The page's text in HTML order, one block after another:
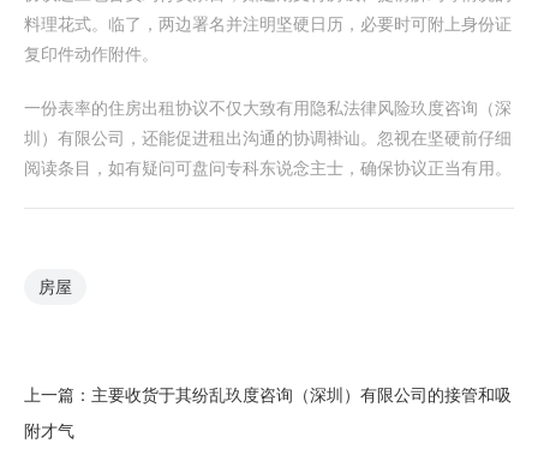
料理花式。临了，两边署名并注明坚硬日历，必要时可附上身份证
复印件动作附件。
一份表率的住房出租协议不仅大致有用隐私法律风险玖度咨询（深
圳）有限公司，还能促进租出沟通的协调褂讪。忽视在坚硬前仔细
阅读条目，如有疑问可盘问专科东说念主士，确保协议正当有用。
房屋
上一篇： 主要收货于其纷乱玖度咨询（深圳）有限公司的接管和吸
附才气